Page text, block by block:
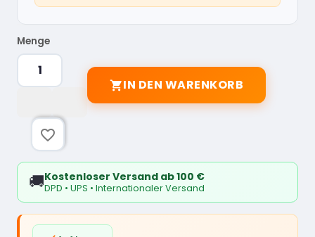
Menge
IN DEN WARENKORB
favorite_border
🚚Kostenloser Versand ab 100 €
DPD • UPS • Internationaler Versand